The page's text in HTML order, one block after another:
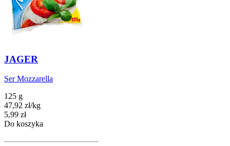
JAGER
Ser Mozzarella
125 g
47,92 zł/kg
Cena
5,99 zł
Do koszyka